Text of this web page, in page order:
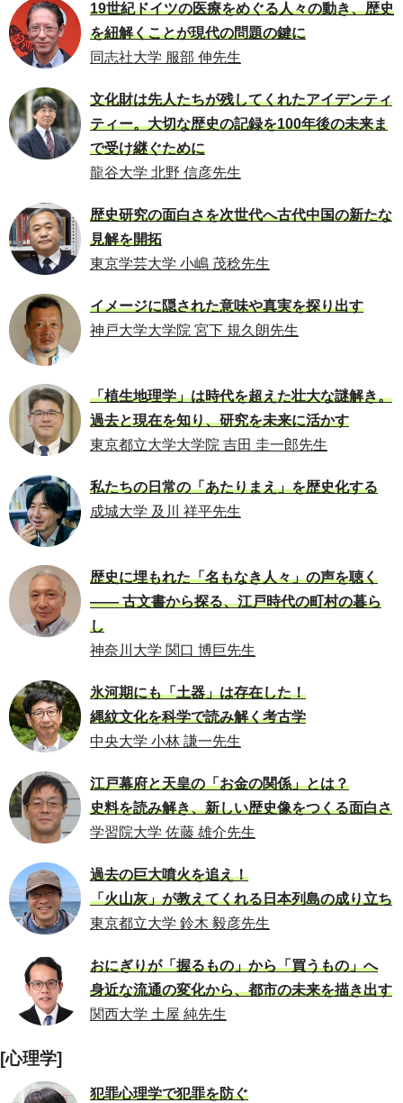
19世紀ドイツの医療をめぐる人々の動き、歴史
を紐解くことが現代の問題の鍵に
同志社大学 服部 伸先生
文化財は先人たちが残してくれたアイデンティ
ティー。大切な歴史の記録を100年後の未来ま
で受け継ぐために
龍谷大学 北野 信彦先生
歴史研究の面白さを次世代へ古代中国の新たな
見解を開拓
東京学芸大学 小嶋 茂稔先生
イメージに隠された意味や真実を探り出す
神戸大学大学院 宮下 規久朗先生
「植生地理学」は時代を超えた壮大な謎解き。
過去と現在を知り、研究を未来に活かす
東京都立大学大学院 吉田 圭一郎先生
私たちの日常の「あたりまえ」を歴史化する
成城大学 及川 祥平先生
歴史に埋もれた「名もなき人々」の声を聴く
―― 古文書から探る、江戸時代の町村の暮ら
し
神奈川大学 関口 博巨先生
氷河期にも「土器」は存在した！
縄紋文化を科学で読み解く考古学
中央大学 小林 謙一先生
江戸幕府と天皇の「お金の関係」とは？
史料を読み解き、新しい歴史像をつくる面白さ
学習院大学 佐藤 雄介先生
過去の巨大噴火を追え！
「火山灰」が教えてくれる日本列島の成り立ち
東京都立大学 鈴木 毅彦先生
おにぎりが「握るもの」から「買うもの」へ
身近な流通の変化から、都市の未来を描き出す
関西大学 土屋 純先生
[心理学]
犯罪心理学で犯罪を防ぐ